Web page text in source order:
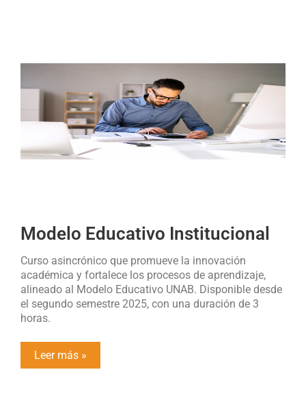
Modelo Educativo Institucional
Curso asincrónico que promueve la innovación
académica y fortalece los procesos de aprendizaje,
alineado al Modelo Educativo UNAB. Disponible desde
el segundo semestre 2025, con una duración de 3
horas.
Leer más »